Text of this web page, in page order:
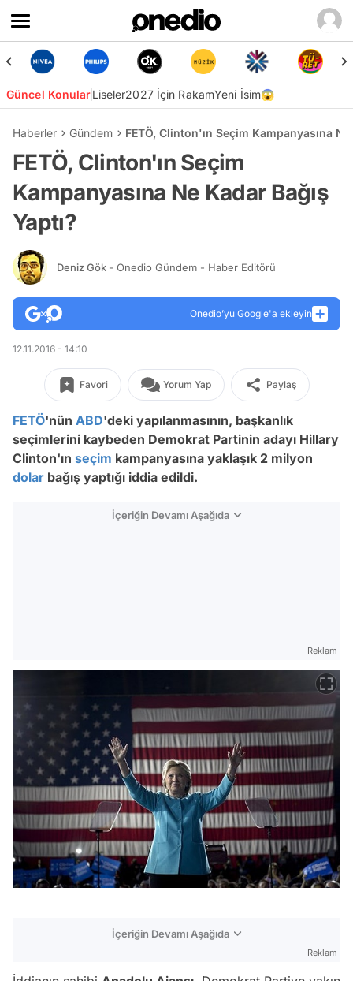
Güncel KonularLiseler2027 İçin RakamYeni İsim😱
Haberler Gündem FETÖ, Clinton'ın Seçim Kampanyasına Ne
FETÖ, Clinton'ın Seçim
Kampanyasına Ne Kadar Bağış
Yaptı?
Deniz Gök - Onedio Gündem - Haber Editörü
Onedio’yu Google'a ekleyin
12.11.2016 - 14:10
Favori Yorum Yap Paylaş
FETÖ'nün ABD'deki yapılanmasının, başkanlık
seçimlerini kaybeden Demokrat Partinin adayı Hillary
Clinton'ın seçim kampanyasına yaklaşık 2 milyon
dolar bağış yaptığı iddia edildi.
İçeriğin Devamı Aşağıda
Reklam
İçeriğin Devamı Aşağıda
Reklam